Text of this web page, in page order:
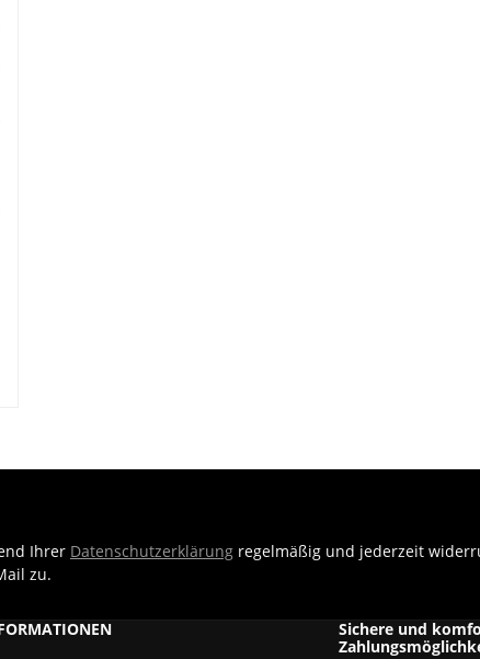
Sichere und
Ihrer Datenschutzerklärung regelmäßig und jederzeit
zu.